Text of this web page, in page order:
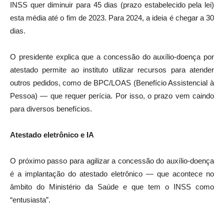
INSS quer diminuir para 45 dias (prazo estabelecido pela lei)
esta média até o fim de 2023. Para 2024, a ideia é chegar a 30
dias.
O presidente explica que a concessão do auxílio-doença por
atestado permite ao instituto utilizar recursos para atender
outros pedidos, como de BPC/LOAS (Benefício Assistencial à
Pessoa) — que requer perícia. Por isso, o prazo vem caindo
para diversos benefícios.
Atestado eletrônico e IA
O próximo passo para agilizar a concessão do auxílio-doença
é a implantação do atestado eletrônico — que acontece no
âmbito do Ministério da Saúde e que tem o INSS como
“entusiasta”.